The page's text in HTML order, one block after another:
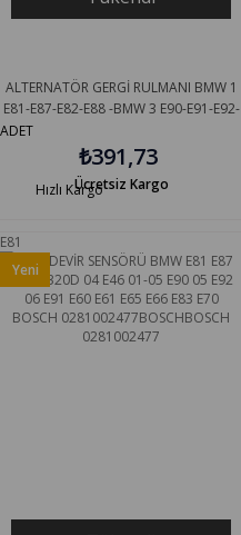
ALTERNATÖR GERGİ RULMANI BMW 1
E81-E87-E82-E88 -BMW 3 E90-E91-E92-
E93 -BMW 5 80X28 SNR GA35076
ADET
₺391,73
Ücretsiz Kargo
Hızlı Kargo
E81
Yeni
Ürün